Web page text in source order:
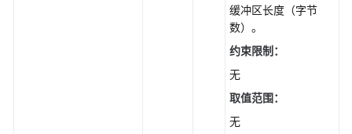
缓冲区长度（字节
数）。
约束限制：
无
取值范围：
无